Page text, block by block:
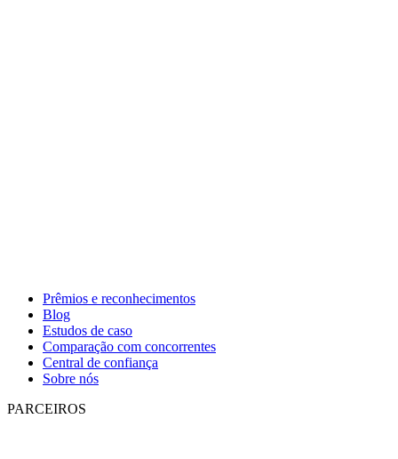
Prêmios e reconhecimentos
Blog
Estudos de caso
Comparação com concorrentes
Central de confiança
Sobre nós
PARCEIROS